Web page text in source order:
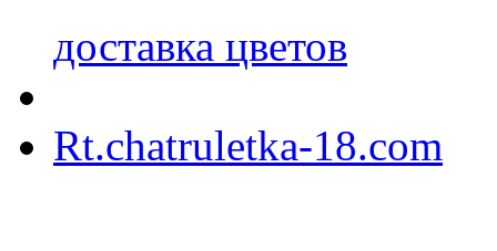
доставка цветов
Rt.chatruletka-18.com